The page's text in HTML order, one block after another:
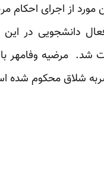
مورد از اجرای
دانشجویی در
مرضیه وفامهر